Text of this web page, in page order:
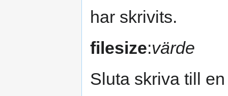
har skrivits.
filesize:värde
Sluta skriva till